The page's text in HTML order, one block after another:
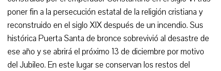
poner fin a la persecución estatal de la religión cristiana y
reconstruido en el siglo XIX después de un incendio. Sus
histórica Puerta Santa de bronce sobrevivió al desastre de
ese año y se abrirá el próximo 13 de diciembre por motivo
del Jubileo. En este lugar se conservan los restos del